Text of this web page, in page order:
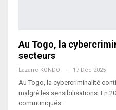
Au Togo, la
secteurs
Lazarre KONDO 17 Déc 2025
Au Togo, la cybercriminalité
malgré les sensibilisations. En
communiqués…